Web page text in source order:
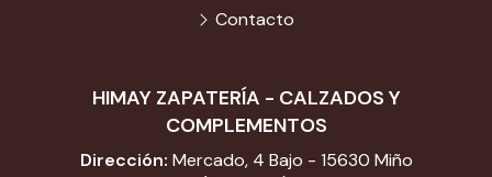
HIMAY ZAPATERÍA - CALZADOS Y
COMPLEMENTOS
Dirección: Mercado, 4 Bajo - 15630 Miño
Contacto